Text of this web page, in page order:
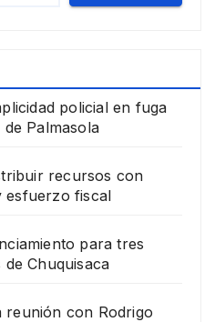
policial en fuga
Palmasola
recursos con
esfuerzo fiscal
para tres
Chuquisaca
con Rodrigo